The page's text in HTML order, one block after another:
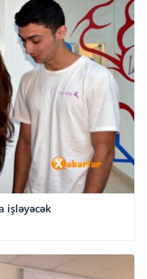
işləyəcək